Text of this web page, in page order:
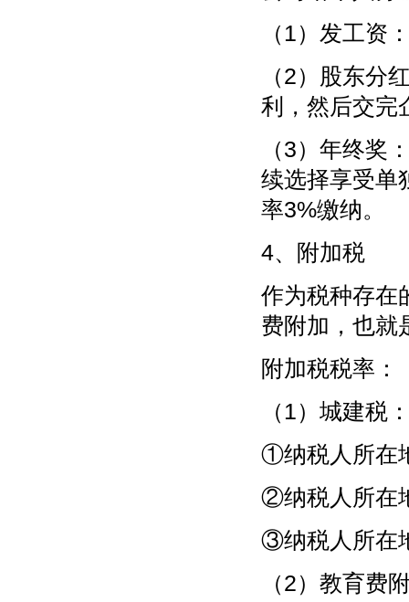
（1）发工资
（2）股东分
利，然后交完
（3）年终奖
续选择享受单
率3%缴纳。
4、附加税
作为税种存在
费附加，也就
附加税税率：
（1）城建税
①纳税人所在
②纳税人所在
③纳税人所在
（2）教育费